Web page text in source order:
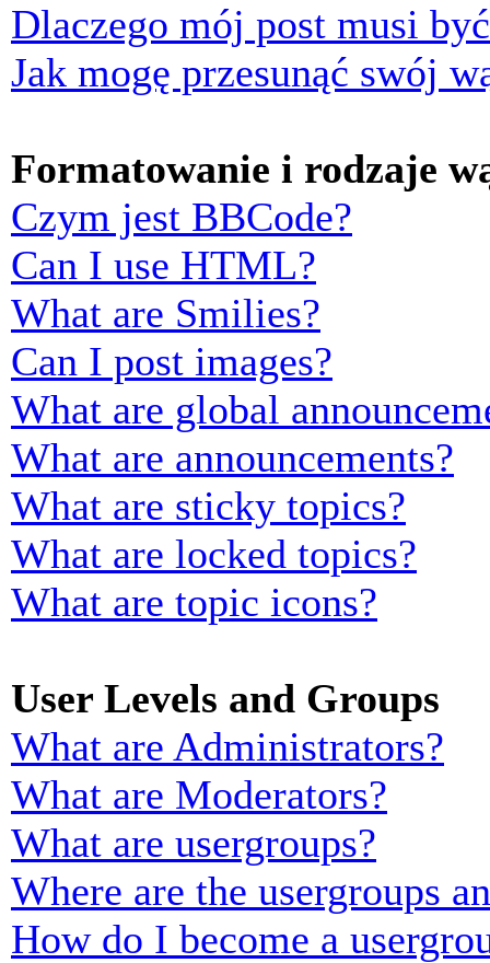
Dlaczego mój post musi
Jak mogę przesunąć swój
Formatowanie i rodzaje
Czym jest BBCode?
Can I use HTML?
What are Smilies?
Can I post images?
What are global
What are announcements?
What are sticky topics?
What are locked topics?
What are topic icons?
User Levels and Groups
What are Administrators?
What are Moderators?
What are usergroups?
Where are the usergroups
How do I become a